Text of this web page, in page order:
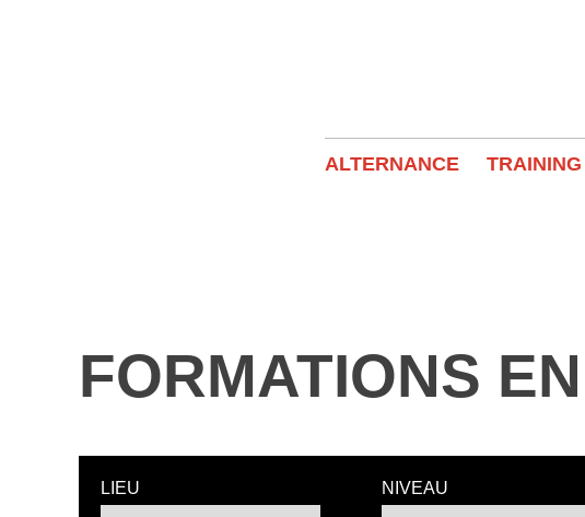
ALTERNANCE TRAINING
FORMATIONS
LIEU NIVEAU